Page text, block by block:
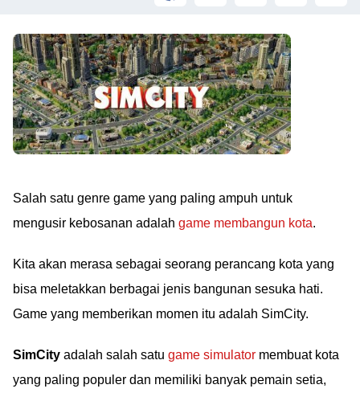
Salah satu genre game yang paling ampuh untuk
mengusir kebosanan adalah game membangun kota.
Kita akan merasa sebagai seorang perancang kota yang
bisa meletakkan berbagai jenis bangunan sesuka hati.
Game yang memberikan momen itu adalah SimCity.
SimCity adalah salah satu game simulator membuat kota
yang paling populer dan memiliki banyak pemain setia,